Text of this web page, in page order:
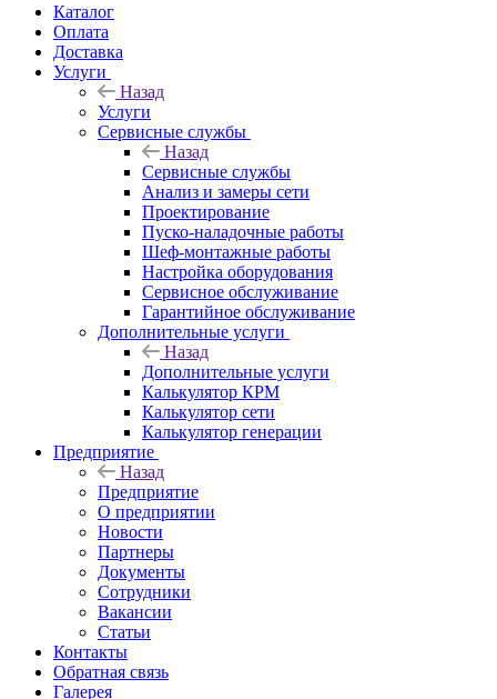
Каталог
Оплата
Доставка
Услуги
Назад
Услуги
Сервисные службы
Назад
Сервисные службы
Анализ и замеры сети
Проектирование
Пуско-наладочные работы
Шеф-монтажные работы
Настройка оборудования
Сервисное обслуживание
Гарантийное обслуживание
Дополнительные услуги
Назад
Дополнительные услуги
Калькулятор КРМ
Калькулятор сети
Калькулятор генерации
Предприятие
Назад
Предприятие
О предприятии
Новости
Партнеры
Документы
Сотрудники
Вакансии
Статьи
Контакты
Обратная связь
Галерея